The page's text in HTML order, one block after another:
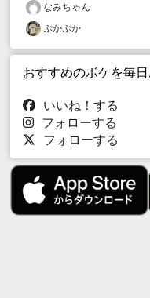
なみちゃん
ぷかぷか
おすすめのボケを毎
いいね！する
フォローする
フォローする